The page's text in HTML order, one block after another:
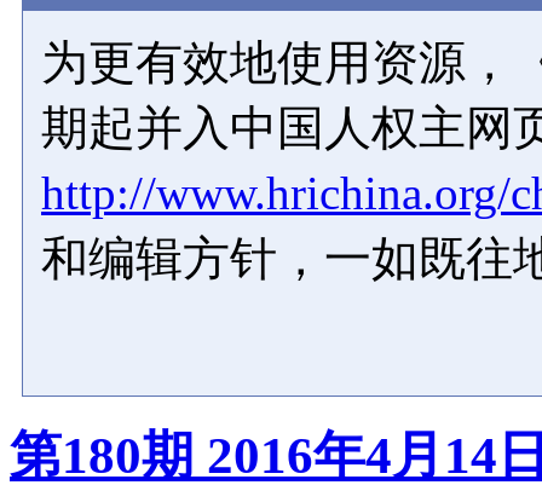
为更有效地使用资源，
期起并入中国人权主网
http://www.hrichina.org/
和编辑方针，一如既往
第180期 2016年4月14